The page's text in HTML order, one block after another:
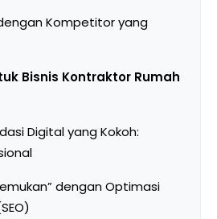
Kompetitor yang
Bisnis Kontraktor Rumah
Digital yang Kokoh:
dengan Optimasi